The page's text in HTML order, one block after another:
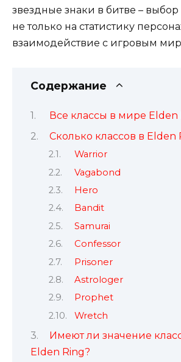
звездные знаки в битве – выбор
не только на статистику
взаимодействие с игровым
Содержание
Все классы в мире Elden
Сколько классов в Elden
Warrior
Vagabond
Hero
Bandit
Samurai
Confessor
Prisoner
Astrologer
Prophet
Wretch
Имеют ли значение
Elden Ring?